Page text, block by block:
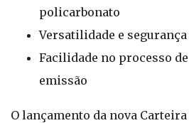
policarbonato
Versatilidade e segurança
Facilidade no processo
emissão
O lançamento da nova